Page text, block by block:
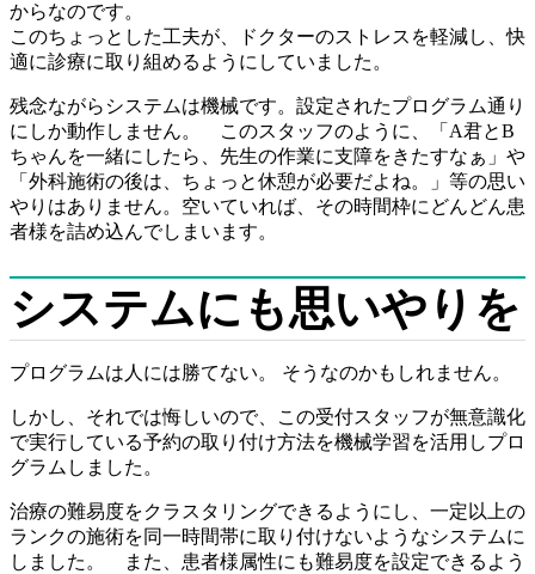
からなのです。
このちょっとした工夫が、ドクターのストレスを軽減し、快
適に診療に取り組めるようにしていました。
残念ながらシステムは機械です。設定されたプログラム通り
にしか動作しません。 このスタッフのように、「A君とB
ちゃんを一緒にしたら、先生の作業に支障をきたすなぁ」や
「外科施術の後は、ちょっと休憩が必要だよね。」等の思い
やりはありません。空いていれば、その時間枠にどんどん患
者様を詰め込んでしまいます。
システムにも思いやりを
プログラムは人には勝てない。 そうなのかもしれません。
しかし、それでは悔しいので、この受付スタッフが無意識化
で実行している予約の取り付け方法を機械学習を活用しプロ
グラムしました。
治療の難易度をクラスタリングできるようにし、一定以上の
ランクの施術を同一時間帯に取り付けないようなシステムに
しました。 また、患者様属性にも難易度を設定できるよう